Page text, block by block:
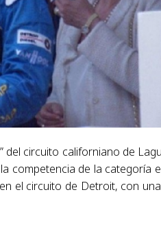
circuito californiano de
competencia de la categoría
el circuito de Detroit, con